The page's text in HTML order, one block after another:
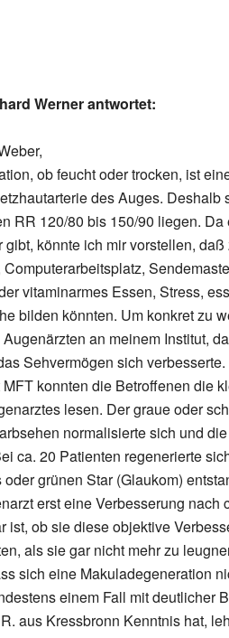
Werner antwortet:
ob feucht oder trocken, ist
des Auges. Deshalb
RR 120/80 bis 150/90 liegen. Da
gibt, könnte ich mir vorstellen,
vitaminarmes Essen, Stress,
bilden könnten. Um konkret zu
an meinem Institut,
Sehvermögen sich
konnten die Betroffenen die
lesen. Der graue oder
normalisierte sich und
ca. 20 Patienten regenerierte
grünen Star (Glaukom)
erst eine Verbesserung nach
ob sie diese objektive
als sie gar nicht mehr zu
sich eine Makuladegeneration
einem Fall mit deutlicher
aus Kressbronn Kenntnis hat,